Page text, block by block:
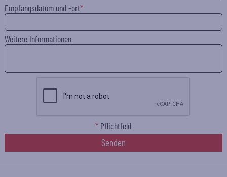
Empfangsdatum und -ort
Weitere Informationen
* Pflichtfeld
Senden